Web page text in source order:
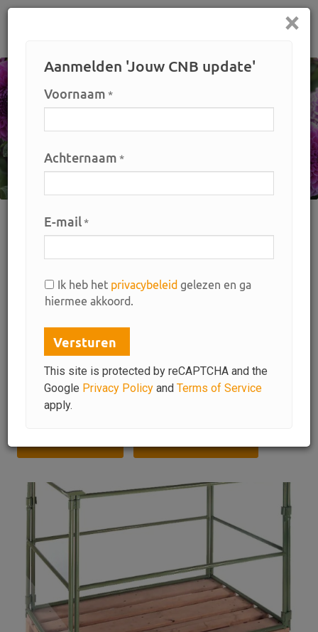
Bemiddeling
Opzetranden 120x80
Aangeboden sinds 26-06-2026
Aantal 300
Bollenstreek
×
Aanmelden 'Jouw CNB update'
Voornaam *
Achternaam *
E-mail*
Ik heb het privacybeleid gelezen en ga
hiermee akkoord.
Versturen
This site is protected by reCAPTCHA and the
Google Privacy Policy and Terms of Service
apply.